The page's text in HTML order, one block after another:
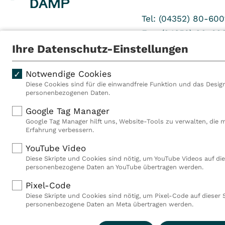
Tel: (04352) 80-
Fax: (04352) 80-
Rahmen der Gruppe
Akutkliniken, acht
(MVZ), neun
Deutschland über 9.000
Ihre Datenschutz-Einstellungen
Notwendige Cookies
Diese Cookies sind für die einwandfreie Funktion und das
personenbezogenen Daten.
Google Tag Manager
Google Tag Manager hilft uns, Website-Tools zu verwalten, die
Erfahrung verbessern.
YouTube Video
Diese Skripte und Cookies sind nötig, um YouTube Videos auf
personenbezogene Daten an YouTube übertragen werden.
Pixel-Code
Diese Skripte und Cookies sind nötig, um Pixel-Code auf dieser
personenbezogene Daten an Meta übertragen werden.